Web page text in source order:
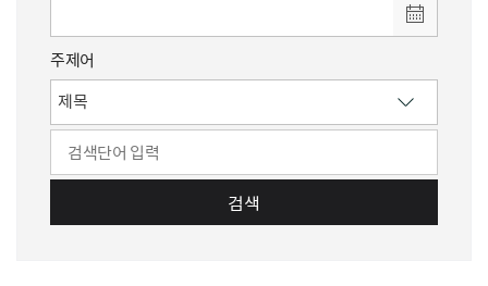
주제어
검색